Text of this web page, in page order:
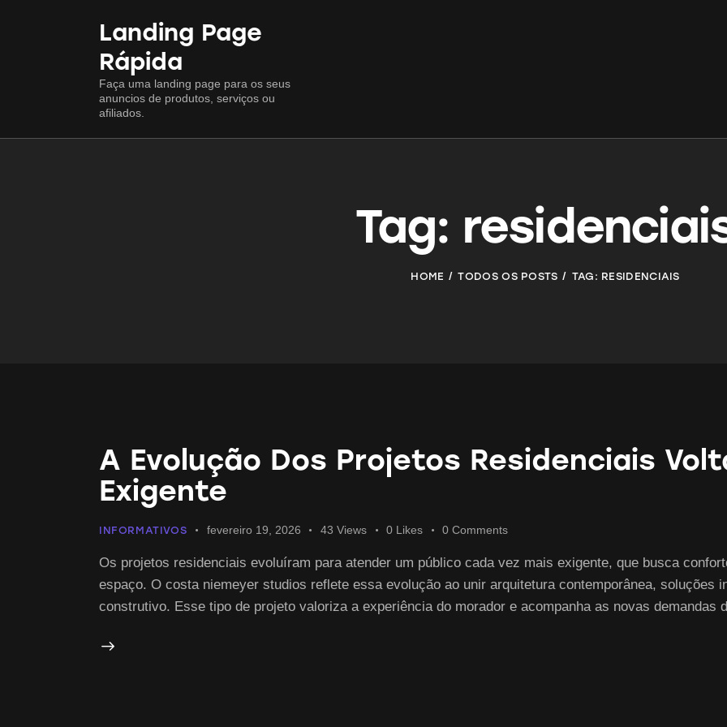
Landing Page
Rápida
Faça uma landing page para os seus
anuncios de produtos, serviços ou
afiliados.
Tag:
HOME TODOS OS POSTS TAG: RESIDENCIAIS
A Evolução Dos Projetos Residenciais
Exigente
INFORMATIVOS fevereiro 19, 2026 43 Views 0 Likes 0 Comments
Os projetos residenciais evoluíram para atender um público cada vez mais exigente, que busca
espaço. O costa niemeyer studios reflete essa evolução ao unir arquitetura contemporânea, soluções
construtivo. Esse tipo de projeto valoriza a experiência do morador e acompanha as novas demandas